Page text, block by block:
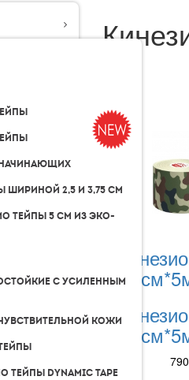
790
шириной 2,5 и 3,75 см
тейпы 5 см из эко-
с усиленным
кожи
тейпы Dynamic Tape